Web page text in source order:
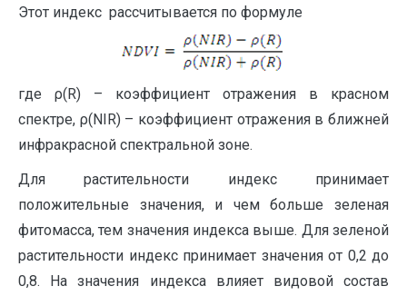
Этот индекс рассчитывается по формуле
где ρ(R) – коэффициент отражения в красном
спектре, ρ(NIR) – коэффициент отражения в ближней
инфракрасной спектральной зоне.
Для растительности индекс принимает
положительные значения, и чем больше зеленая
фитомасса, тем значения индекса выше. Для зеленой
растительности индекс принимает значения от 0,2 до
0,8. На значения индекса влияет видовой состав